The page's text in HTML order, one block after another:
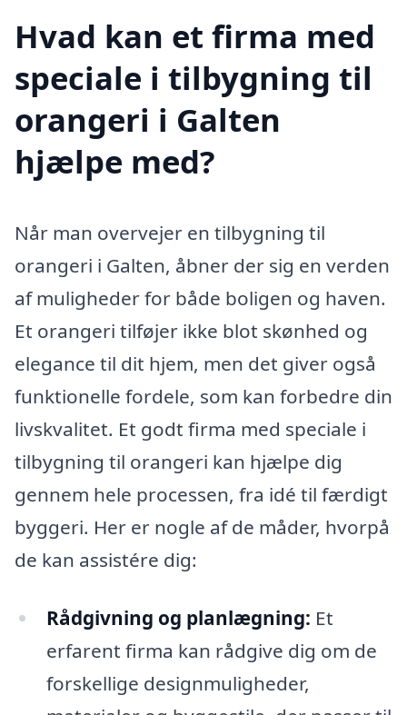
Hvad kan et firma med
speciale i tilbygning til
orangeri i Galten
hjælpe med?
Når man overvejer en tilbygning til
orangeri i Galten, åbner der sig en verden
af muligheder for både boligen og haven.
Et orangeri tilføjer ikke blot skønhed og
elegance til dit hjem, men det giver også
funktionelle fordele, som kan forbedre din
livskvalitet. Et godt firma med speciale i
tilbygning til orangeri kan hjælpe dig
gennem hele processen, fra idé til færdigt
byggeri. Her er nogle af de måder, hvorpå
de kan assistére dig:
Rådgivning og planlægning: Et
erfarent firma kan rådgive dig om de
forskellige designmuligheder,